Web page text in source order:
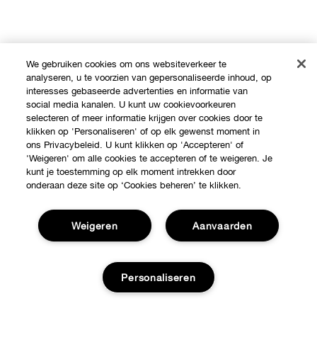
We gebruiken cookies om ons websiteverkeer te
analyseren, u te voorzien van gepersonaliseerde inhoud, op
interesses gebaseerde advertenties en informatie van
social media kanalen. U kunt uw cookievoorkeuren
selecteren of meer informatie krijgen over cookies door te
klikken op 'Personaliseren' of op elk gewenst moment in
ons Privacybeleid. U kunt klikken op 'Accepteren' of
'Weigeren' om alle cookies te accepteren of te weigeren. Je
kunt je toestemming op elk moment intrekken door
onderaan deze site op ‘Cookies beheren’ te klikken.
Aanvaarden
Weigeren
Personaliseren